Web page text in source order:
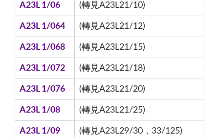
A23L 1/06 (轉見A23L21/10)
A23L 1/064 (轉見A23L21/12)
A23L 1/068 (轉見A23L21/15)
A23L 1/072 (轉見A23L21/18)
A23L 1/076 (轉見A23L21/20)
A23L 1/08 (轉見A23L21/25)
A23L 1/09 (轉見A23L29/30，33/125)